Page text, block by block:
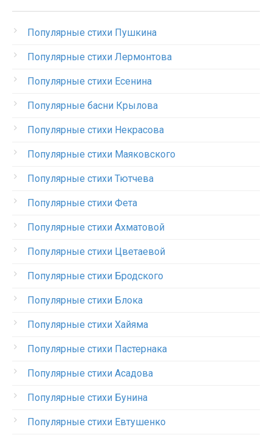
Популярные стихи Пушкина
Популярные стихи Лермонтова
Популярные стихи Есенина
Популярные басни Крылова
Популярные стихи Некрасова
Популярные стихи Маяковского
Популярные стихи Тютчева
Популярные стихи Фета
Популярные стихи Ахматовой
Популярные стихи Цветаевой
Популярные стихи Бродского
Популярные стихи Блока
Популярные стихи Хайяма
Популярные стихи Пастернака
Популярные стихи Асадова
Популярные стихи Бунина
Популярные стихи Евтушенко